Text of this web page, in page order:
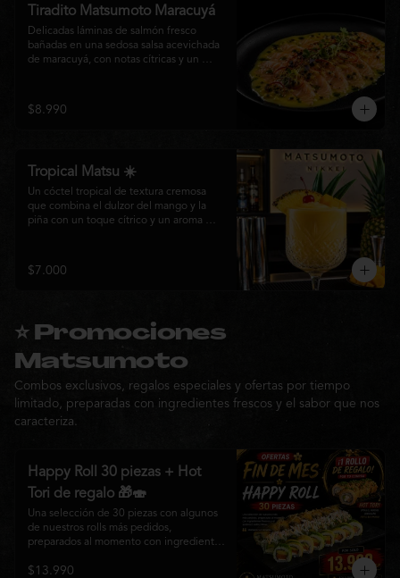
Tiradito Matsumoto Maracuyá
Delicadas láminas de salmón fresco
bañadas en una sedosa salsa acevichada
de maracuyá, con notas cítricas y un
de ají rojo, aceite de cilantro, brotes
frescos y pimienta recién molida. Un
$8.990
Tropical Matsu ☀️
Un cóctel tropical de textura cremosa
que combina el dulzor del mango y la
piña con un toque cítrico y un aroma
nikkei de Matsumoto.
$7.000
⭐ Promociones
Matsumoto
Combos exclusivos, regalos especiales y ofertas por tiempo
limitado, preparadas con ingredientes frescos y el sabor que nos
caracteriza.
Happy Roll 30 piezas + Hot
Tori de regalo 🎁🍣
Una selección de 30 piezas con algunos
de nuestros rolls más pedidos,
preparados al momento con ingredientes
Matsumoto Nikkei. Una promoción
$13.990